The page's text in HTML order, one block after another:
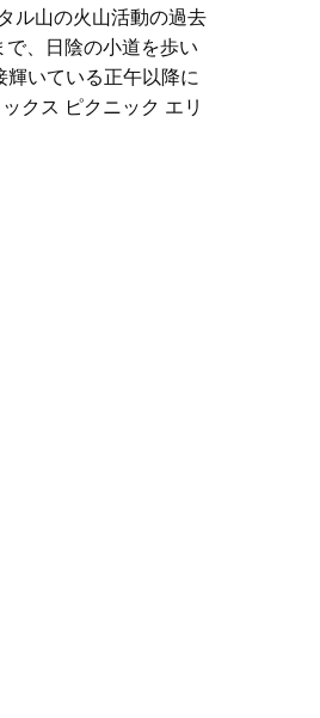
ル山の火山活動の過去
、日陰の小道を歩い
いている正午以降に
クス ピクニック エリ
ル山の火山活動の過去
バーベキューをお楽